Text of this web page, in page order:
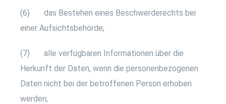
(6) das Bestehen eines Beschwerderechts bei
einer Aufsichtsbehörde;
(7) alle verfügbaren Informationen über die
Herkunft der Daten, wenn die personenbezogenen
Daten nicht bei der betroffenen Person erhoben
werden;